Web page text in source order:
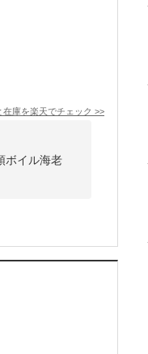
在庫を楽天でチェック >>
ボイル海老